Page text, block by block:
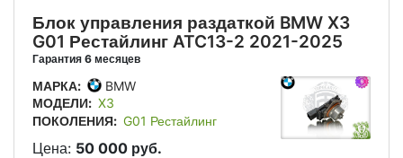
Блок управления раздаткой BMW X3
G01 Рестайлинг ATC13-2 2021-2025
Гарантия 6 месяцев
МАРКА:
BMW
МОДЕЛИ: X3
ПОКОЛЕНИЯ: G01 Рестайлинг
Цена: 50 000 руб.